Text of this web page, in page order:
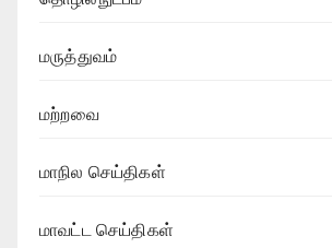
மருத்துவம்
மற்றவை
மாநில செய்திகள்
மாவட்ட செய்திகள்